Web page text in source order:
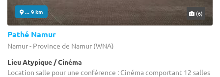
... 9 km (6)
Pathé Namur
Namur - Province de Namur (WNA)
Lieu Atypique / Cinéma
Location salle pour une conférence : Cinéma comportant 12 salles